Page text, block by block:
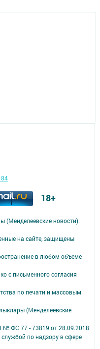
(Менделеевские новости).
на сайте, защищены
в любом объеме
с письменного согласия
по печати и массовым
(Менделеевские
№ ФС 77 - 73819 от 28.09.2018
по надзору в сфере
18+